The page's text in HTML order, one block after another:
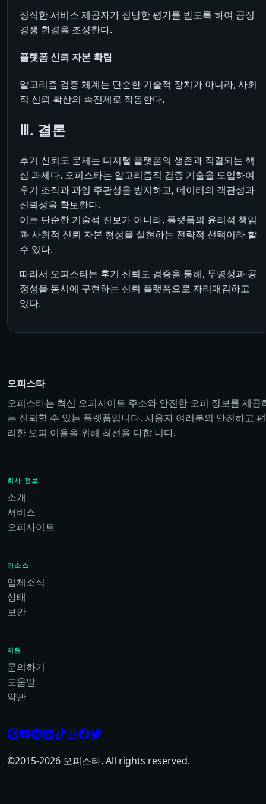
정직한 서비스 제공자가 정당한 평가를 받도록 하여 공정
경쟁 환경을 조성한다.
플랫폼 신뢰 자본 확립
알고리즘 검증 체계는 단순한 기술적 장치가 아니라, 사회
적 신뢰 확산의 촉진제로 작동한다.
Ⅲ. 결론
후기 신뢰도 문제는 디지털 플랫폼의 생존과 직결되는 핵
심 과제다. 오피스타는 알고리즘적 검증 기술을 도입하여
후기 조작과 과잉 주관성을 방지하고, 데이터의 객관성과
신뢰성을 확보한다.
이는 단순한 기술적 진보가 아니라, 플랫폼의 윤리적 책임
과 사회적 신뢰 자본 형성을 실현하는 전략적 선택이라 할
수 있다.
따라서 오피스타는 후기 신뢰도 검증을 통해, 투명성과 공
정성을 동시에 구현하는 신뢰 플랫폼으로 자리매김하고
있다.
오피스타
오피스타는 최신 오피사이트 주소와 안전한 오피 정보를 제공
는 신뢰할 수 있는 플랫폼입니다. 사용자 여러분의 안전하고 편
리한 오피 이용을 위해 최선을 다합 니다.
회사 정보
소개
서비스
오피사이트
리소스
업체소식
상태
보안
지원
문의하기
도움말
약관
©2015-2026 오피스타. All rights reserved.